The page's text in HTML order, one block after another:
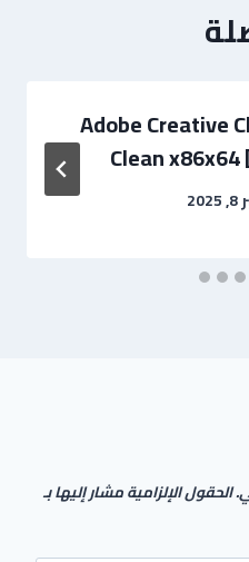
Adobe Creative
Clean
الحقول الإلزامية مشار إليها بـ